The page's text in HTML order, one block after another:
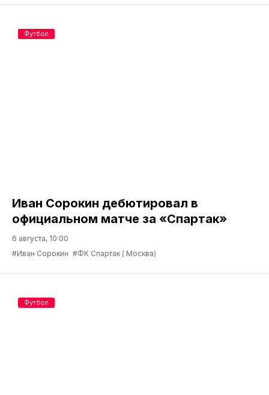
Иван Сорокин дебютировал в
официальном матче за «Спартак»
6 августа, 10:00
#Иван Сорокин #ФК Спартак ( Москва)
Футбол
Футбол